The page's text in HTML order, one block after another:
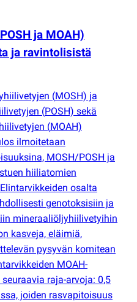
ja MOAH)
ja ravintolisistä
(MOSH) ja
(POSH) sekä
(MOAH)
ilmoitetaan
MOSH/POSH ja
hiiliatomien
osalta
genotoksisiin ja
mineraaliöljyhiilivetyihin
kasveja, eläimiä,
pysyvän komitean
MOAH-
raja-arvoja: 0,5
joiden rasvapitoisuus